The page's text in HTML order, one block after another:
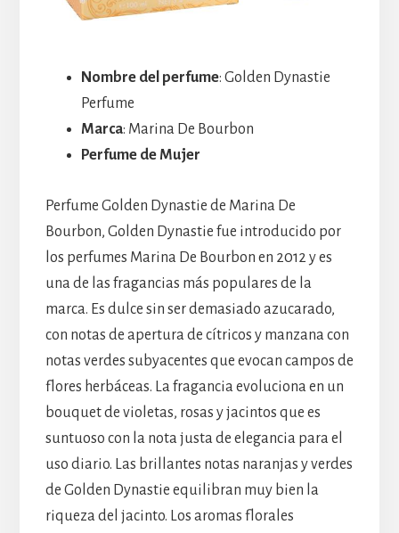
Nombre del perfume: Golden Dynastie
Perfume
Marca: Marina De Bourbon
Perfume de Mujer
Perfume Golden Dynastie de Marina De
Bourbon, Golden Dynastie fue introducido por
los perfumes Marina De Bourbon en 2012 y es
una de las fragancias más populares de la
marca. Es dulce sin ser demasiado azucarado,
con notas de apertura de cítricos y manzana con
notas verdes subyacentes que evocan campos de
flores herbáceas. La fragancia evoluciona en un
bouquet de violetas, rosas y jacintos que es
suntuoso con la nota justa de elegancia para el
uso diario. Las brillantes notas naranjas y verdes
de Golden Dynastie equilibran muy bien la
riqueza del jacinto. Los aromas florales